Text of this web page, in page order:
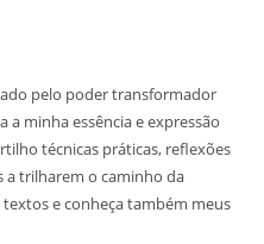
pelo poder transformador
minha essência e expressão
técnicas práticas, reflexões
a trilharem o caminho da
e conheça também meus